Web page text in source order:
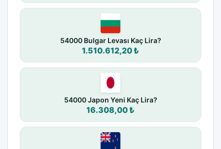
54000 Bulgar Levası Kaç Lira?
1.510.612,20 ₺
54000 Japon Yeni Kaç Lira?
16.308,00 ₺